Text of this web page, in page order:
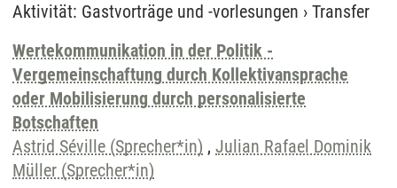
Aktivität: Gastvorträge und -vorlesungen › Transfer
Wertekommunikation in der Politik -
Vergemeinschaftung durch Kollektivansprache
oder Mobilisierung durch personalisierte
Botschaften
Astrid Séville (Sprecher*in) , Julian Rafael Dominik
Müller (Sprecher*in)